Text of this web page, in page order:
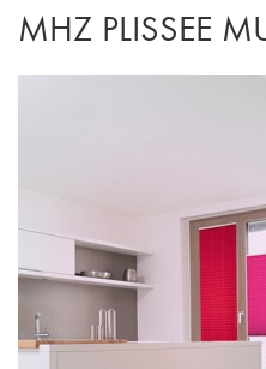
MHZ PLISSEE